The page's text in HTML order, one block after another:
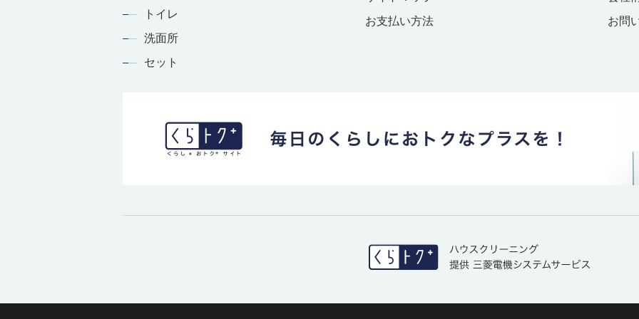
トイレ
洗面所
セット
お支払い方法
お問